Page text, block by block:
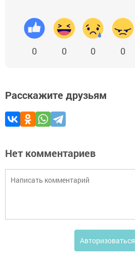
0 0 0 0
Расскажите друзьям
Нет комментариев
Авторизоваться